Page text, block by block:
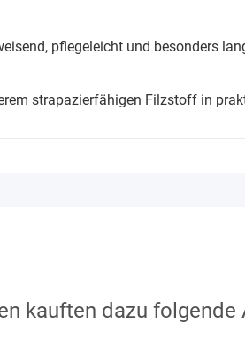
pflegeleicht und besonders
strapazierfähigen Filzstoff in
kauften dazu folgende